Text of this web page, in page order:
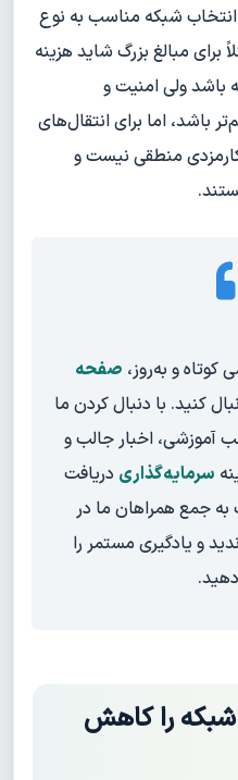
انتخاب شبکه مناسب به نوع
برای مبالغ بزرگ شاید هزینه
باشد ولی امنیت و
باشد، اما برای انتقال‌های
منطقی نیست و
کوتاه و به‌روز، صفحه
کنید. با دنبال کردن ما
آموزشی، اخبار جالب و
سرمایه‌گذاری دریافت
جمع همراهان ما در
و یادگیری مستمر را
را کاهش